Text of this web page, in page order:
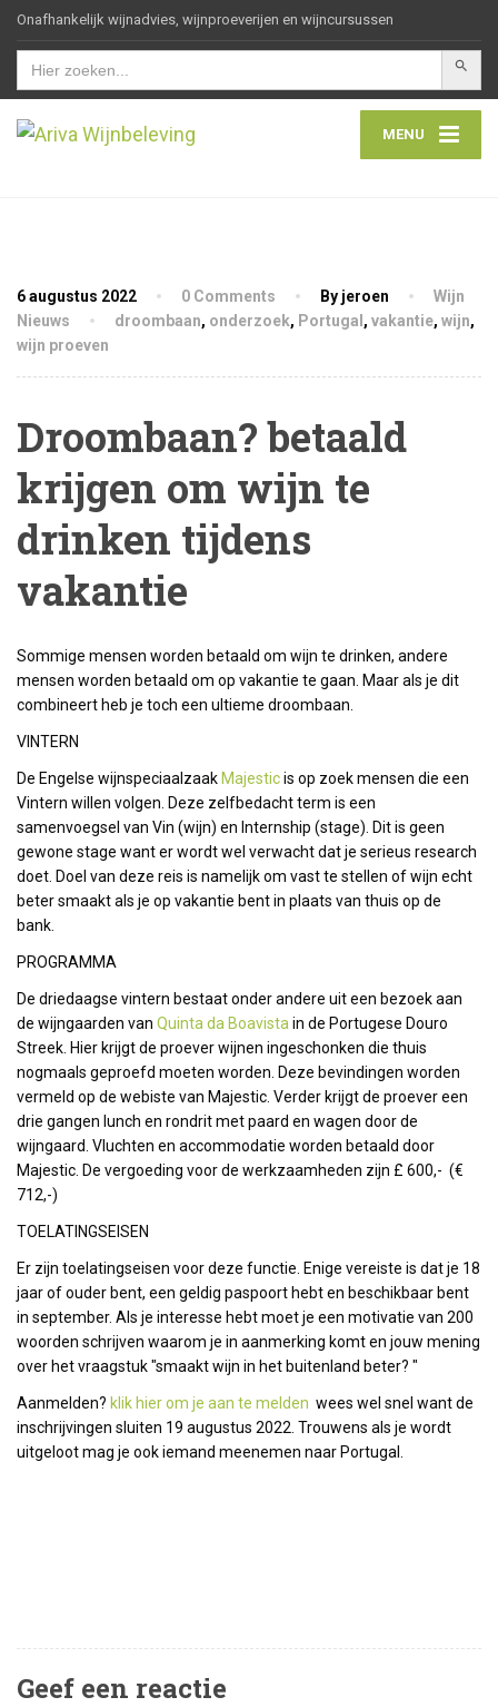
Onafhankelijk wijnadvies, wijnproeverijen en wijncursussen
Zoek
naar:
MENU
6 augustus 2022 0 Comments By jeroen
Wijn
Nieuws
droombaan, onderzoek, Portugal , vakantie, wijn,
wijn proeven
Droombaan? betaald
krijgen om wijn te
drinken tijdens
vakantie
Sommige mensen worden betaald om wijn te drinken, andere
mensen worden betaald om op vakantie te gaan. Maar als je dit
combineert heb je toch een ultieme droombaan.
VINTERN
De Engelse wijnspeciaalzaak Majesticis op zoek mensen die een
Vintern willen volgen. Deze zelfbedacht term is een
samenvoegsel van Vin (wijn) en Internship (stage). Dit is geen
gewone stage want er wordt wel verwacht dat je serieus research
doet. Doel van deze reis is namelijk om vast te stellen of wijn echt
beter smaakt als je op vakantie bent in plaats van thuis op de
bank.
PROGRAMMA
De driedaagse vintern bestaat onder andere uit een bezoek aan
de wijngaarden van Quinta da Boavista in de Portugese Douro
Streek. Hier krijgt de proever wijnen ingeschonken die thuis
nogmaals geproefd moeten worden. Deze bevindingen worden
vermeld op de webiste van Majestic. Verder krijgt de proever een
drie gangen lunch en rondrit met paard en wagen door de
wijngaard. Vluchten en accommodatie worden betaald door
Majestic. De vergoeding voor de werkzaamheden zijn £ 600,- (€
712,-)
TOELATINGSEISEN
Er zijn toelatingseisen voor deze functie. Enige vereiste is dat je 18
jaar of ouder bent, een geldig paspoort hebt en beschikbaar bent
in september. Als je interesse hebt moet je een motivatie van 200
woorden schrijven waarom je in aanmerking komt en jouw mening
over het vraagstuk "smaakt wijn in het buitenland beter? "
Aanmelden? klik hier om je aan te melden wees wel snel want de
inschrijvingen sluiten 19 augustus 2022. Trouwens als je wordt
uitgeloot mag je ook iemand meenemen naar Portugal.
Geef een reactie